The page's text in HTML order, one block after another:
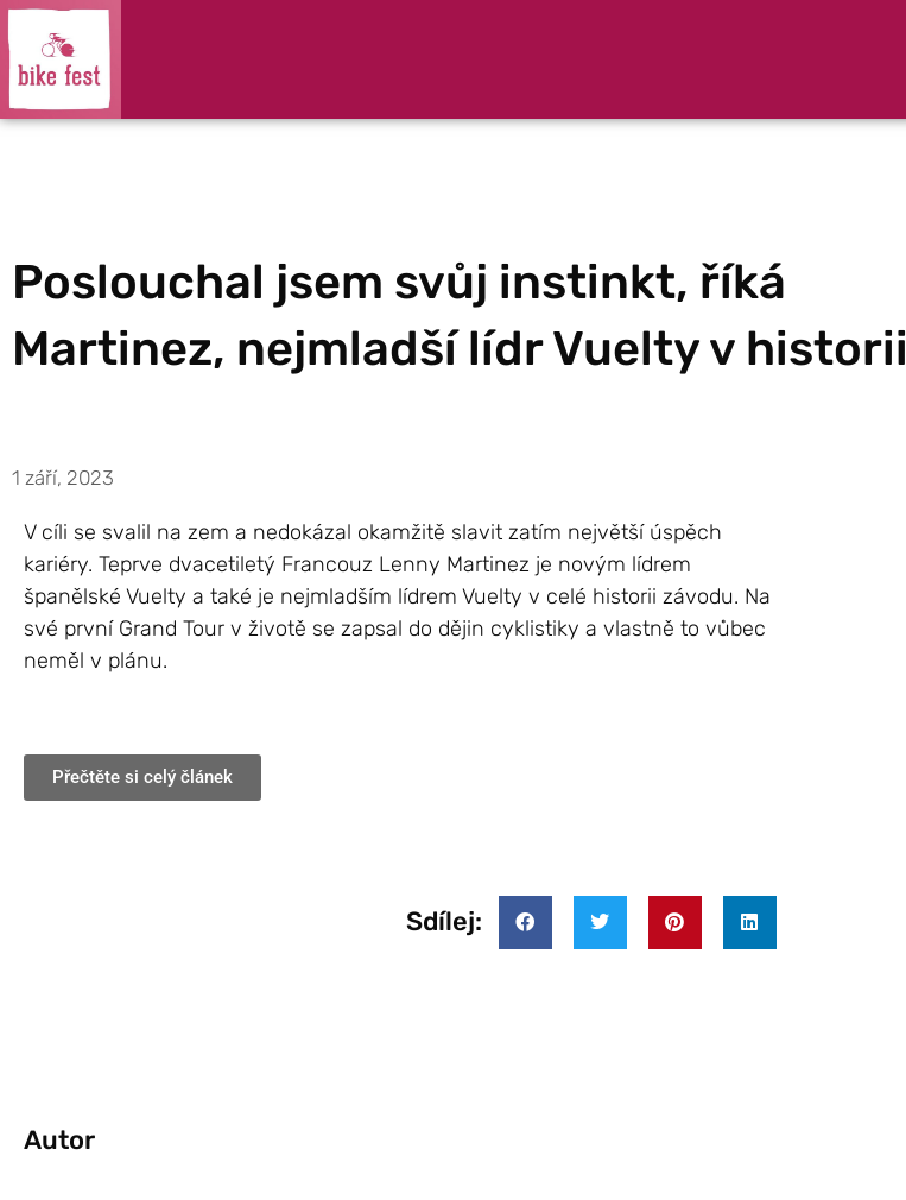
Poslouchal jsem svůj instinkt, říká
Martinez, nejmladší lídr Vuelty v historii
1 září, 2023
V cíli se svalil na zem a nedokázal okamžitě slavit zatím největší úspěch
kariéry. Teprve dvacetiletý Francouz Lenny Martinez je novým lídrem
španělské Vuelty a také je nejmladším lídrem Vuelty v celé historii závodu. Na
své první Grand Tour v životě se zapsal do dějin cyklistiky a vlastně to vůbec
neměl v plánu.
Přečtěte si celý článek
Sdílej:
Autor